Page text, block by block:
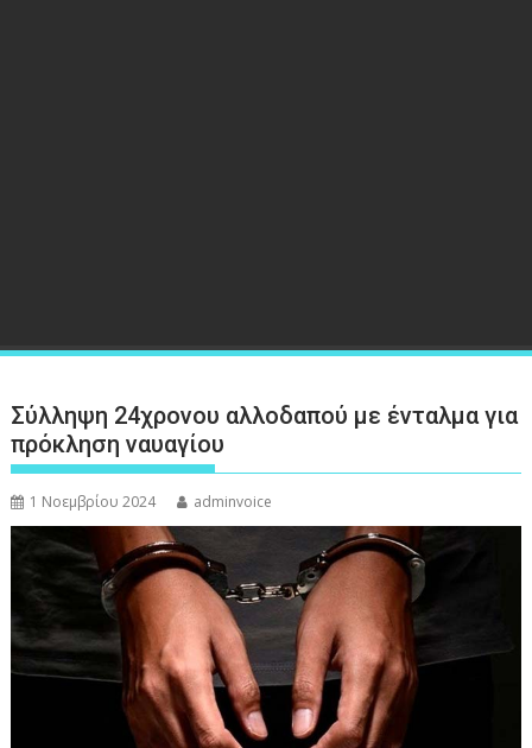
Σύλληψη 24χρονου αλλοδαπού με ένταλμα για
πρόκληση ναυαγίου
1 Νοεμβρίου 2024 adminvoice